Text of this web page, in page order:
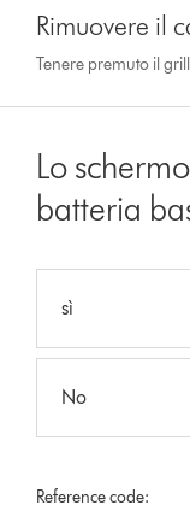
Rimuovere il
Tenere premuto il
Lo
batteria
sì
No
Reference code: